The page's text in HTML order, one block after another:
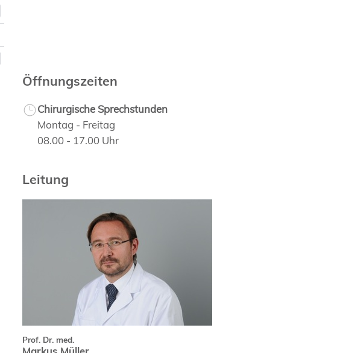
Öffnungszeiten
Chirurgische Sprechstunden
Montag - Freitag
08.00 - 17.00 Uhr
Leitung
Prof. Dr. med.
Curriculum Vitae
Fachpublikationen